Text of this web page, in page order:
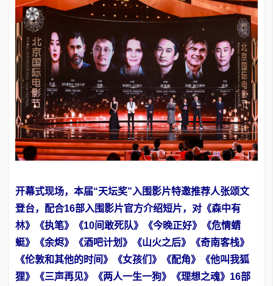
开幕式现场，本届“天坛奖”入围影片特邀推荐人张颂文
登台，配合16部入围影片官方介绍短片，对《森中有
林》《执笔》《10间敢死队》《今晚正好》《危情蜻
蜓》《余烬》《酒吧计划》《山火之后》《奇南客栈》
《伦敦和其他的时间》《女孩们》《配角》《他叫我狐
狸》《三声再见》《两人一生一狗》《理想之魂》16部